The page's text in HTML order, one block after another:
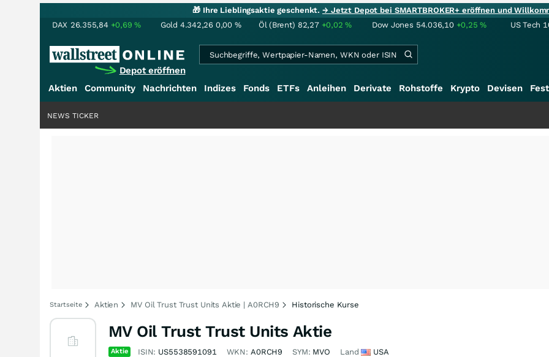
🎁 Ihre Lieblingsaktie geschenkt.→ Jetzt Depot bei SMARTBROKER+ eröffnen und
DAX 26.355,84 +0,69% Gold 4.342,26 0,00 % Öl (Brent) 82,27 +0,02% Dow Jones 54.036,10 +0,25% US Tech
Depot eröffnen
Aktien
Community Nachrichten Indizes Fonds ETFs Anleihen Derivate Rohstoffe Krypto Devisen
NEWS TICKER
Startseite Aktien MV Oil Trust Trust Units Aktie | A0RCH9 Historische Kurse
MV Oil Trust Trust Units Aktie
Aktie ISIN: US5538591091 WKN: A0RCH9 SYM: MVO Land USA